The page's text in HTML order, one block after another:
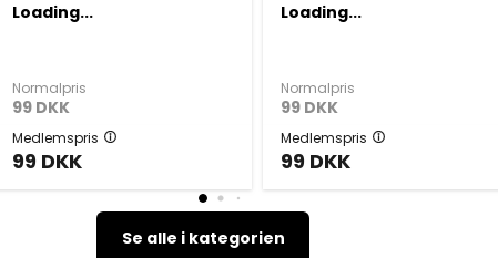
Loading...
Normalpris
99 DKK
Medlemspris
99 DKK
Loading...
Normalpris
99 DKK
Medlemspris
99 DKK
Se alle i kategorien